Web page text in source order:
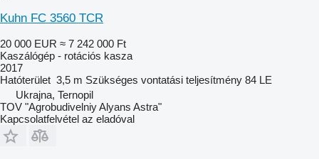
Kuhn FC 3560 TCR
20 000 EUR ≈ 7 242 000 Ft
Kaszálógép - rotációs kasza
2017
Hatóterület 3,5 m Szükséges vontatási teljesítmény 84 LE
Ukrajna, Ternopil
TOV "Agrobudivelniy Alyans Astra"
Kapcsolatfelvétel az eladóval